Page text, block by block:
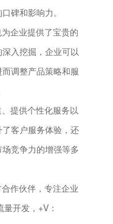
碑和影响力。
企业提供了宝贵的
入挖掘，企业可以
调整产品策略和服
提供个性化服务以
客户服务体验，还
竞争力的增强等多
作伙伴，专注企业
开发，+V：